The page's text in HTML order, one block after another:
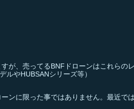
が、売ってるBNFドローンはこれらの
ルやHUBSANシリーズ等）
ンに限った事ではありません。最近で